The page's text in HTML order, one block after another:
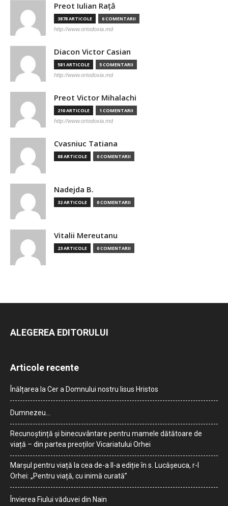
Preot Iulian Raţă
3878 ARTICOLE 6 COMENTARII
http://www.ortodoxia.md
Diacon Victor Casian
581 ARTICOLE 5 COMENTARII
http://www.ortodoxia.md
Preot Victor Mihalachi
210 ARTICOLE 1 COMENTARII
http://www.ortodoxia.md
Cvasniuc Tatiana
88 ARTICOLE 0 COMENTARII
Nadejda B.
32 ARTICOLE 0 COMENTARII
Vitalii Mereutanu
23 ARTICOLE 0 COMENTARII
ALEGEREA EDITORULUI
Articole recente
Înălțarea la Cer a Domnului nostru Iisus Hristos
Dumnezeu…
Recunoștință și binecuvântare pentru mamele dătătoare de
viață – din partea preoților Vicariatului Orhei
Marșul pentru viață la cea de-a II-a ediție în s. Lucășeuca, r-l
Orhei: „Pentru viață, cu inimă curată”
Învierea Fiului văduvei din Nain